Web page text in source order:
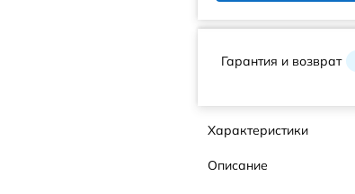
Гарантия и возврат
Характеристики
Описание